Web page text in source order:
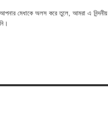
মেধাকে অলস করে তুলে, আমরা এ নিন্দনীয়